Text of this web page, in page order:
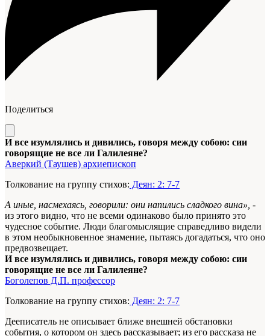
Поделиться
И все изумлялись и дивились, говоря между собою: сии
говорящие не все ли Галилеяне?
Аверкий (Таушев) архиепископ
Толкование на группу стихов: Деян: 2: 7-7
А иные, насмехаясь, говорили: они напились сладкого вина», -
из этого видно, что не всеми одинаково было принято это
чудесное событие. Люди благомыслящие справедливо видели
в этом необыкновенное знамение, пытаясь догадаться, что оно
предвозвещает.
И все изумлялись и дивились, говоря между собою: сии
говорящие не все ли Галилеяне?
Боголепов Д.П. профессор
Толкование на группу стихов: Деян: 2: 7-7
Дееписатель не описывает ближе внешней обстановки
события, о котором он здесь рассказывает; из его рассказа не